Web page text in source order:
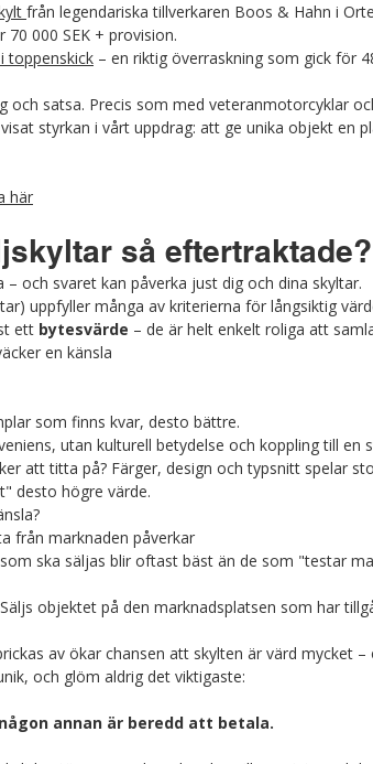
från legendariska tillverkaren Boos & Hahn i
000 SEK + provision.
toppenskick – en riktig överraskning som gick för
och satsa. Precis som med veteranmotorcyklar
styrkan i vårt uppdrag: att ge unika objekt en
här
så eftertraktade?
och svaret kan påverka just dig och dina skyltar.
uppfyller många av kriterierna för långsiktig
ett bytesvärde – de är helt enkelt roliga att
en känsla
som finns kvar, desto bättre.
utan kulturell betydelse och koppling till en
att titta på? Färger, design och typsnitt spelar
desto högre värde.
från marknaden påverkar
ska säljas blir oftast bäst än de som "testar
objektet på den marknadsplatsen som har
av ökar chansen att skylten är värd mycket
och glöm aldrig det viktigaste:
annan är beredd att betala.